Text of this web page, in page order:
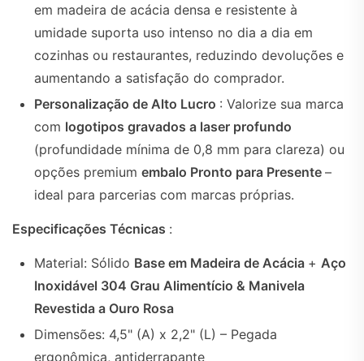
em madeira de acácia densa e resistente à
umidade suporta uso intenso no dia a dia em
cozinhas ou restaurantes, reduzindo devoluções e
aumentando a satisfação do comprador.
Personalização de Alto Lucro : Valorize sua marca
com logotipos gravados a laser profundo
(profundidade mínima de 0,8 mm para clareza) ou
opções premiumembalo Pronto para Presente–
ideal para parcerias com marcas próprias.
Especificações Técnicas :
Material: Sólido Base em Madeira de Acácia + Aço
Inoxidável 304 Grau Alimentício & Manivela
Revestida a Ouro Rosa
Dimensões: 4,5" (A) x 2,2" (L) – Pegada
ergonômica, antiderrapante